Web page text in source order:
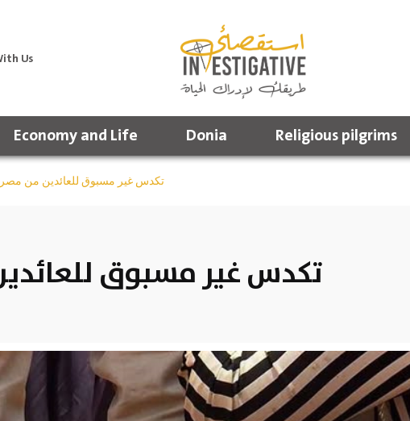
Us
Economy and Life Donia Religious pilgrims
تكدس غير مسبوق للعائدين من مصر
تكدس غير مسبوق